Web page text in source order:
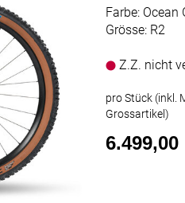
Farbe: Ocean
Grösse: R2
Z.Z. nicht
pro Stück (inkl.
Grossartikel)
6.499,00